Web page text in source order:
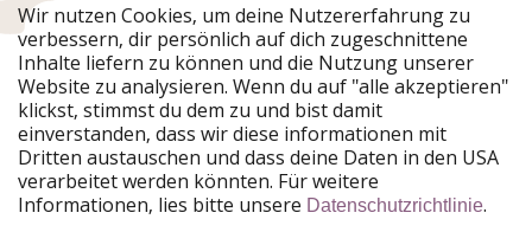
Hongkong, Hongkong
Diemoderne Hafenstadt und MetropoleHongkongist
Wir nutzen Cookies, um deine Nutzererfahrung zu
verbessern, dir persönlich auf dich zugeschnittene
Inhalte liefern zu können und die Nutzung unserer
Website zu analysieren. Wenn du auf "alle akzeptieren"
klickst, stimmst du dem zu und bist damit
einverstanden, dass wir diese informationen mit
Dritten austauschen und dass deine Daten in den USA
verarbeitet werden könnten. Für weitere
Informationen, lies bitte unsere Datenschutzrichtlinie.